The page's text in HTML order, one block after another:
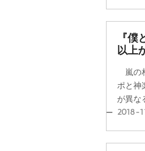
『
以上
嵐の
ポと神
が異な
2018-